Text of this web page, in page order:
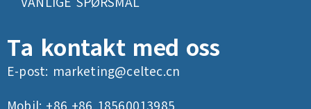
Ta kontakt med oss
E-post: marketing@celtec.cn